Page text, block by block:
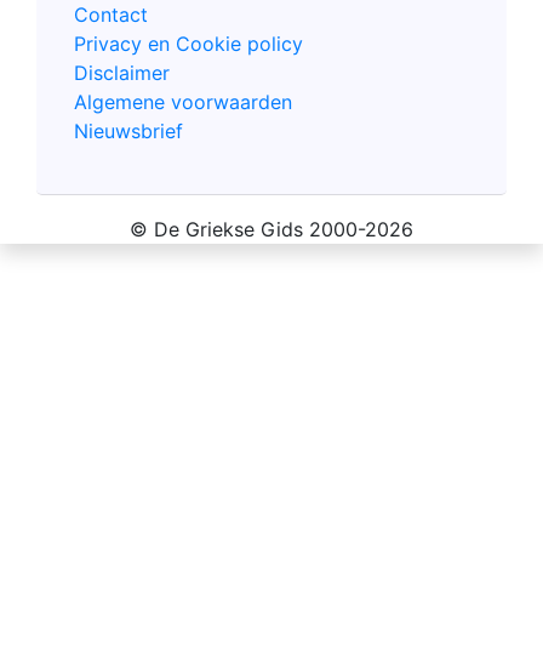
Contact
Privacy en Cookie policy
Disclaimer
Algemene voorwaarden
Nieuwsbrief
© De Griekse Gids 2000-2026